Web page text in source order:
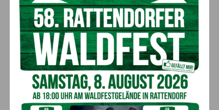
Aktuell 8. August 2026
Ehrung für 50 Jahre Chorleitung:
Kärntner Lorbeer in Gold für Herwig
Schwarz
Aktuell 8. August 2026
„Paolo Santonino“ wird heute gespielt –
abgesagte Premiere von gestern Abend
wird morgen nachgeholt